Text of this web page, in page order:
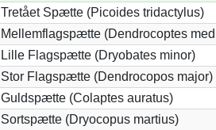
Tretået Spætte (Picoides tridactylus)
Mellemflagspætte (Dendrocoptes
Lille Flagspætte (Dryobates minor)
Stor Flagspætte (Dendrocopos major)
Guldspætte (Colaptes auratus)
Sortspætte (Dryocopus martius)